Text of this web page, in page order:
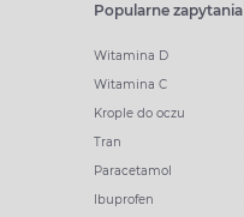
Popularne zapytania
Witamina D
Witamina C
Krople do oczu
Tran
Paracetamol
Ibuprofen